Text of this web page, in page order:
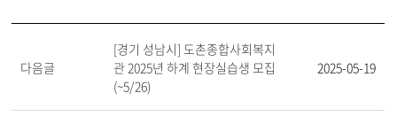
다음글
[경기 성남시] 도촌종합사회복지
관 2025년 하계 현장실습생 모집
(~5/26)
2025-05-19